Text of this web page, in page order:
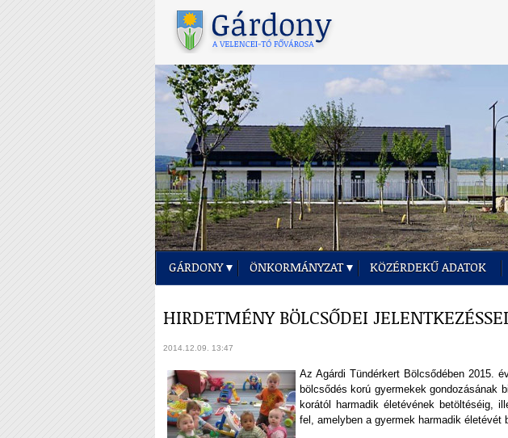
GÁRDONY ÖNKORMÁNYZAT KÖZÉRDEKŰ ADATOK
HIRDETMÉNY BÖLCSŐDEI
2014.12.09. 13:47
Az Agárdi Tündérkert Bölcsődében 2015.
bölcsődés korú gyermekek gondozásának
korától harmadik életévének betöltéséig,
fel, amelyben a gyermek harmadik életévét